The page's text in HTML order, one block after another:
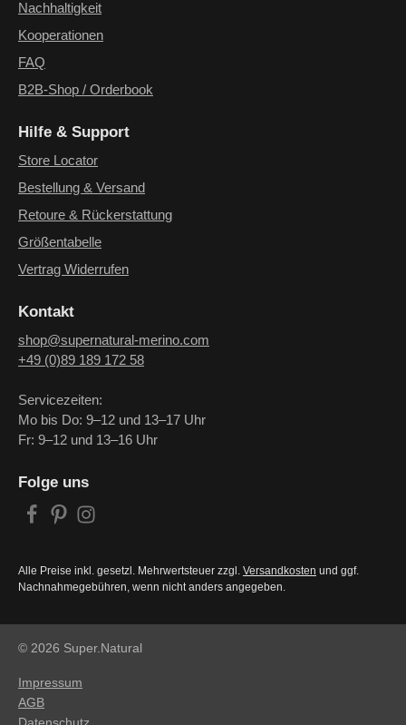
Folge uns
Alle Preise inkl. gesetzl. Mehrwertsteuer zzgl. Versandkosten und ggf.
Nachnahmegebühren, wenn nicht anders angegeben.
Nachhaltigkeit
Kooperationen
FAQ
B2B-Shop / Orderbook
Hilfe & Support
Store Locator
Bestellung & Versand
Retoure & Rückerstattung
Größentabelle
Vertrag Widerrufen
Kontakt
shop@supernatural-merino.com
+49 (0)89 189 172 58
Servicezeiten:
Mo bis Do: 9–12 und 13–17 Uhr
Fr: 9–12 und 13–16 Uhr
© 2026 Super.Natural
Impressum
AGB